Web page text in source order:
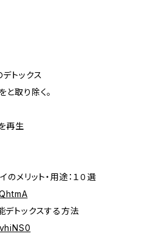
トックス
取り除く。
再生
メリット・用途：１０選
デトックスする方法